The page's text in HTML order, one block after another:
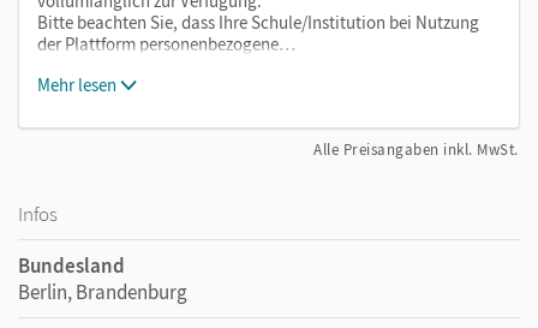
Bitte beachten Sie, dass Ihre Schule/Institution bei Nutzung
der Plattform personenbezogene…
Mehr lesen
Alle Preisangaben inkl. MwSt.
Infos
Bundesland
Berlin, Brandenburg